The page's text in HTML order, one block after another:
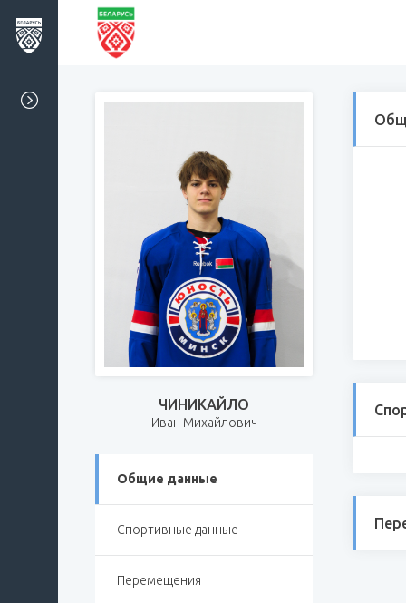
ЧИНИКАЙЛО
Иван Михайлович
Общие данные
Спортивные данные
Перемещения